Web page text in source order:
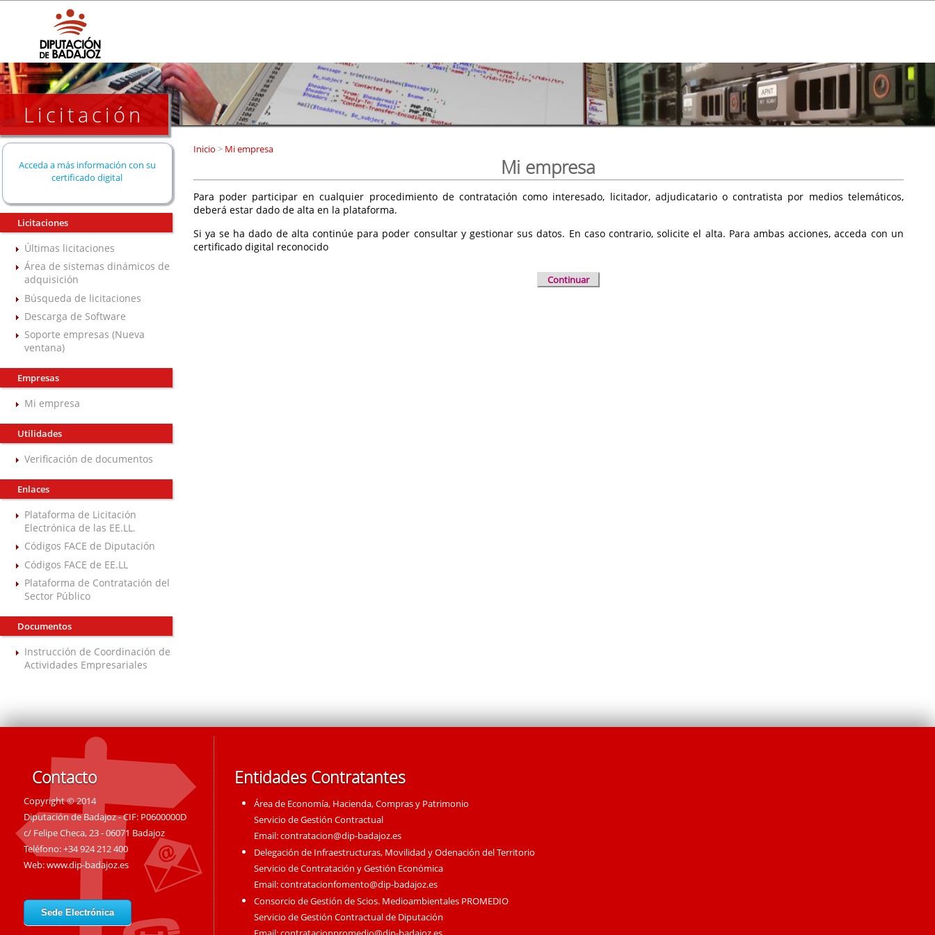
Licitación
Acceda a más información con su
certificado digital
Licitaciones
Últimas licitaciones
Área de sistemas dinámicos de
adquisición
Búsqueda de licitaciones
Descarga de Software
Soporte empresas (Nueva
ventana)
Empresas
Mi empresa
Utilidades
Verificación de documentos
Enlaces
Plataforma de Licitación
Electrónica de las EE.LL.
Códigos FACE de Diputación
Códigos FACE de EE.LL
Plataforma de Contratación del
Sector Público
Documentos
Instrucción de Coordinación de
Actividades Empresariales
Inicio >Mi empresa
Mi empresa
Para poder participar en cualquier procedimiento de contratación como interesado, licitador, adjudicatario o contratista por medios telemáticos,
deberá estar dado de alta en la plataforma.
Si ya se ha dado de alta continúe para poder consultar y gestionar sus datos. En caso contrario, solicite el alta. Para ambas acciones, acceda con un
certificado digital reconocido
Continuar
Contacto
Copyright © 2014
Diputación de Badajoz - CIF: P0600000D
c/ Felipe Checa, 23 - 06071 Badajoz
Teléfono: +34 924 212 400
Web:www.dip-badajoz.es
Sede Electrónica
Entidades Contratantes
Área de Economía, Hacienda, Compras y Patrimonio
Servicio de Gestión Contractual
Email:contratacion@dip-badajoz.es
Delegación de Infraestructuras, Movilidad y Odenación del Territorio
Servicio de Contratación y Gestión Económica
Email:contratacionfomento@dip-badajoz.es
Consorcio de Gestión de Scios. Medioambientales PROMEDIO
Servicio de Gestión Contractual de Diputación